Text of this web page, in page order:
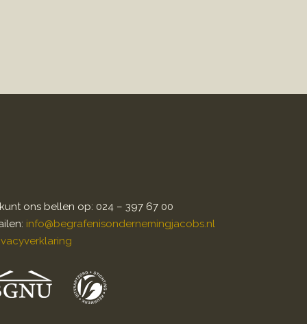
ons bellen op: 024 – 397 67 00
info@begrafenisondernemingjacobs.nl